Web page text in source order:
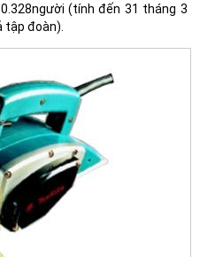
(tính đến 31 tháng 3
tập đoàn).